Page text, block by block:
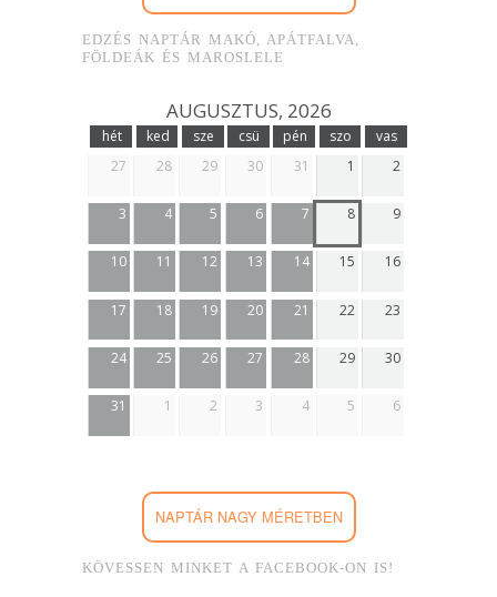
EDZÉS NAPTÁR MAKÓ, APÁTFALVA,
FÖLDEÁK ÉS MAROSLELE
AUGUSZTUS, 2026
hét ked sze csü pén szo
vas
27
28 29 30 31 1 2
3 4 5 6 7 8 9
10 11 12 13 14 15 16
17 18 19 20 21 22 23
24 25 26 27 28 29 30
31 1 2 3 4 5 6
NAPTÁR NAGY MÉRETBEN
KÖVESSEN MINKET A FACEBOOK-ON IS!